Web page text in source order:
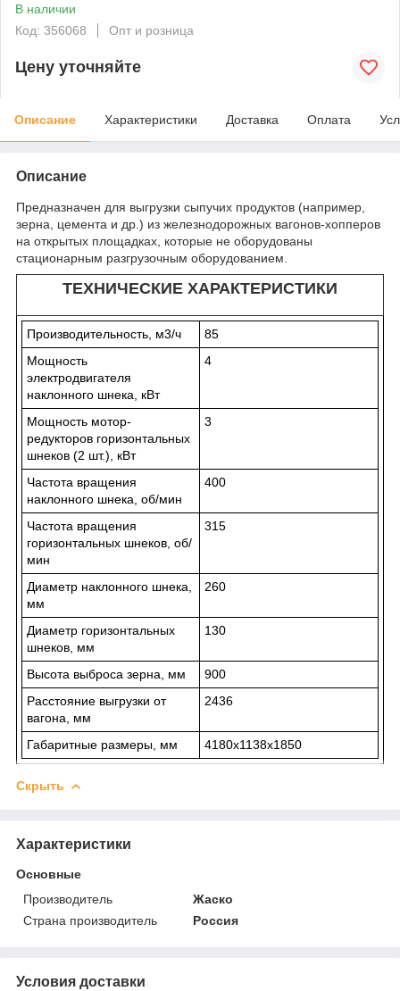
В наличии
Код: 356068
Опт и розница
Цену уточняйте
Описание Характеристики Доставка Оплата
Описание
Предназначен для выгрузки сыпучих продуктов (например,
зерна, цемента и др.) из железнодорожных вагонов-хопперов
на открытых площадках, которые не оборудованы
стационарным разгрузочным оборудованием.
ТЕХНИЧЕСКИЕ ХАРАКТЕРИСТИКИ
Производительность, м3/ч
85
Мощность
электродвигателя
наклонного шнека, кВт
4
Мощность мотор-
редукторов горизонтальных
шнеков (2 шт.), кВт
3
Частота вращения
наклонного шнека, об/мин
400
Частота вращения
горизонтальных шнеков, об/
мин
315
Диаметр наклонного шнека,
мм
260
Диаметр горизонтальных
шнеков, мм
130
Высота выброса зерна, мм
900
Расстояние выгрузки от
вагона, мм
2436
Габаритные размеры, мм 4180х1138х1850
Скрыть
Характеристики
Основные
Производитель
Жаско
Страна производитель
Россия
Условия доставки